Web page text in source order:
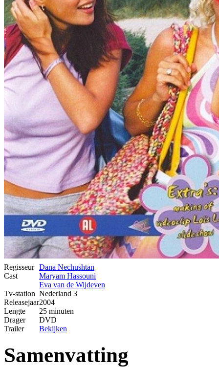
Regisseur Dana Nechushtan
Cast
Maryam Hassouni
Eva van de Wijdeven
Tv-station Nederland 3
Releasejaar2004
Lengte
25 minuten
Drager
DVD
Trailer
Bekijken
Samenvatting